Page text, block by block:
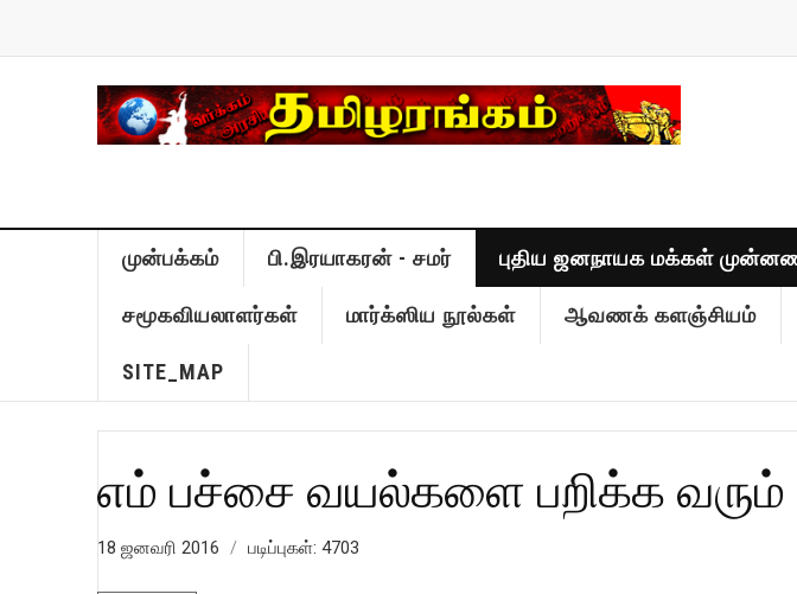
முன்பக்கம் பி.இரயாகரன் - சமர் புதிய ஜனநாயக மக்கள்
சமூகவியலாளர்கள் மார்க்ஸிய நூல்கள் ஆவணக் களஞ்சியம்
SITE_MAP
எம் பச்சை வயல்களை பறிக்க
18 ஜனவரி 2016 படிப்புகள்: 4703